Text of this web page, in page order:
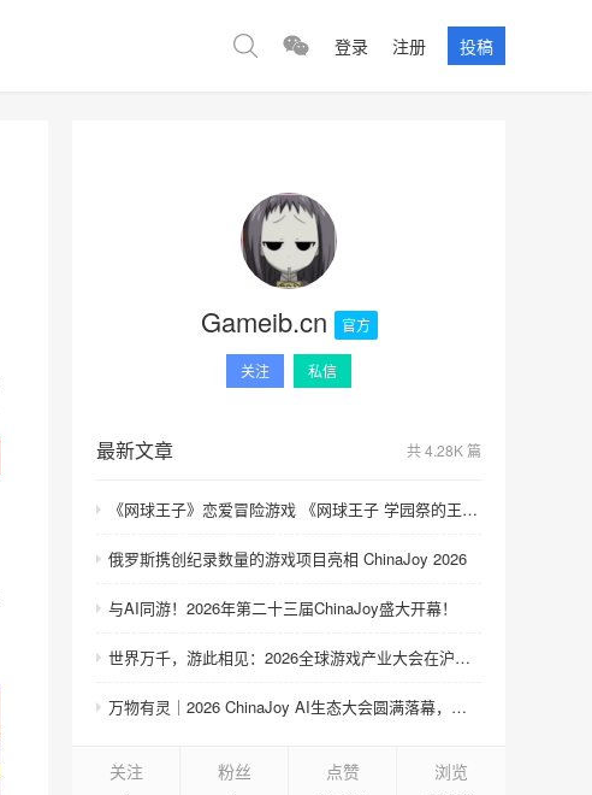
登录 注册 投稿
Gameib.cn 官方
关注 私信
最新文章 共 4.28K 篇
《网球王子》恋爱冒险游戏 《网球王子 学园祭的王子们 ♡-40 and more…》与《网球王子 心跳求生 Tie break ♡game》发售
俄罗斯携创纪录数量的游戏项目亮相 ChinaJoy 2026
与AI同游！2026年第二十三届ChinaJoy盛大开幕！
世界万千，游此相见：2026全球游戏产业大会在沪举办
万物有灵｜2026 ChinaJoy AI生态大会圆满落幕，共探AI生态跃迁之路
关注 粉丝 点赞 浏览